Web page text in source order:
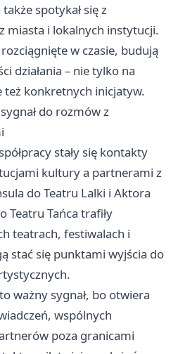
spotykał się z
miasta i lokalnych instytucji.
w czasie, budują
działania – nie tylko na
też konkretnych inicjatyw.
do rozmów z
stały się kontakty
kultury a partnerami z
do Teatru Lalki i Aktora
Teatru Tańca trafiły
teatrach, festiwalach i
stać się punktami wyjścia do
ważny sygnał, bo otwiera
wspólnych
poza granicami